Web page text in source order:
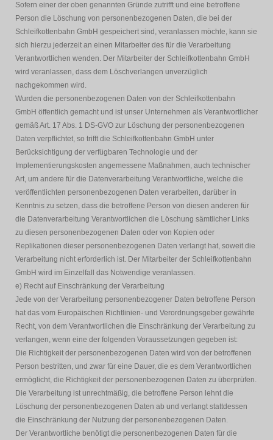
Sofern einer der oben genannten Gründe zutrifft und eine betroffene
Person die Löschung von personenbezogenen Daten, die bei der
Schleifkottenbahn GmbH gespeichert sind, veranlassen möchte, kann sie
sich hierzu jederzeit an einen Mitarbeiter des für die Verarbeitung
Verantwortlichen wenden. Der Mitarbeiter der Schleifkottenbahn GmbH
wird veranlassen, dass dem Löschverlangen unverzüglich
nachgekommen wird.
Wurden die personenbezogenen Daten von der Schleifkottenbahn
GmbH öffentlich gemacht und ist unser Unternehmen als Verantwortlicher
gemäß Art. 17 Abs. 1 DS-GVO zur Löschung der personenbezogenen
Daten verpflichtet, so trifft die Schleifkottenbahn GmbH unter
Berücksichtigung der verfügbaren Technologie und der
Implementierungskosten angemessene Maßnahmen, auch technischer
Art, um andere für die Datenverarbeitung Verantwortliche, welche die
veröffentlichten personenbezogenen Daten verarbeiten, darüber in
Kenntnis zu setzen, dass die betroffene Person von diesen anderen für
die Datenverarbeitung Verantwortlichen die Löschung sämtlicher Links
zu diesen personenbezogenen Daten oder von Kopien oder
Replikationen dieser personenbezogenen Daten verlangt hat, soweit die
Verarbeitung nicht erforderlich ist. Der Mitarbeiter der Schleifkottenbahn
GmbH wird im Einzelfall das Notwendige veranlassen.
e) Recht auf Einschränkung der Verarbeitung
Jede von der Verarbeitung personenbezogener Daten betroffene Person
hat das vom Europäischen Richtlinien- und Verordnungsgeber gewährte
Recht, von dem Verantwortlichen die Einschränkung der Verarbeitung zu
verlangen, wenn eine der folgenden Voraussetzungen gegeben ist:
Die Richtigkeit der personenbezogenen Daten wird von der betroffenen
Person bestritten, und zwar für eine Dauer, die es dem Verantwortlichen
ermöglicht, die Richtigkeit der personenbezogenen Daten zu überprüfen.
Die Verarbeitung ist unrechtmäßig, die betroffene Person lehnt die
Löschung der personenbezogenen Daten ab und verlangt stattdessen
die Einschränkung der Nutzung der personenbezogenen Daten.
Der Verantwortliche benötigt die personenbezogenen Daten für die